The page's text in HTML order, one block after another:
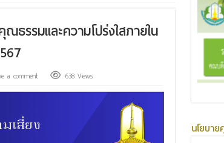
ธรรมและความโปร่งใสภายใน
a comment 638 Views
นโยบา